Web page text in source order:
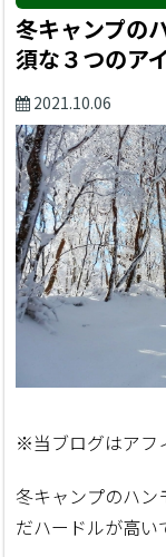
冬キャンプの
須な３つのア
2021.10.06
※当ブログはアフ
冬キャンプのハン
だハードルが高い